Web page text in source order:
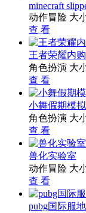
minecraft
动作冒险 大
查 看
王者荣耀内
角色扮演 大
查 看
小舞假期模
角色扮演 大
查 看
兽化实验室
动作冒险 大
查 看
pubg国际服